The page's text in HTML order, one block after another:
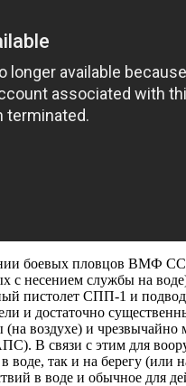
боевых пловцов ВМФ
с несением службы на
пистолет СПП-1 и
и достаточно
воздухе) и
В связи с этим для
воде, так и на берегу (или
в воде и обычное для